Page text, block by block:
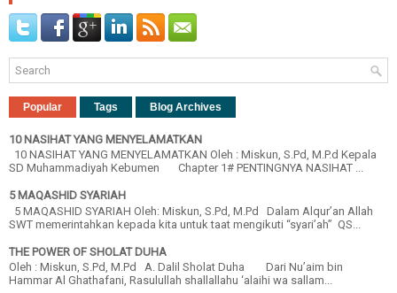
Popular Tags Blog Archives
10 NASIHAT YANG MENYELAMATKAN
10 NASIHAT YANG MENYELAMATKAN Oleh : Miskun, S.Pd, M.P.d Kepala
SD Muhammadiyah Kebumen Chapter 1# PENTINGNYA NASIHAT ...
5 MAQASHID SYARIAH
5 MAQASHID SYARIAH Oleh: Miskun, S.Pd, M.Pd Dalam Alqur’an Allah
SWT memerintahkan kepada kita untuk taat mengikuti “syari’ah” QS...
THE POWER OF SHOLAT DUHA
Oleh : Miskun, S.Pd, M.Pd A. Dalil Sholat Duha Dari Nu’aim bin
Hammar Al Ghathafani, Rasulullah shallallahu ‘alaihi wa sallam...